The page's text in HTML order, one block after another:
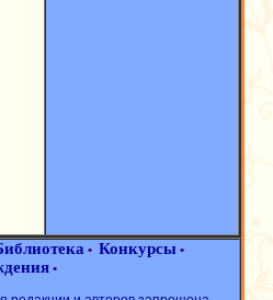
• Конкурсы•
•